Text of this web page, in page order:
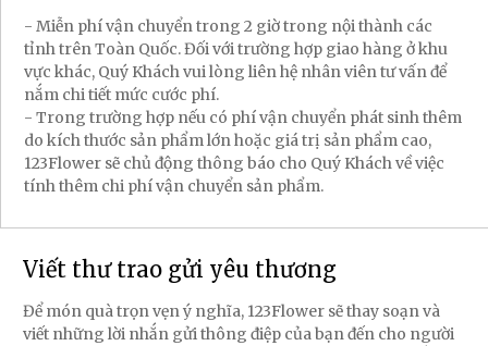
- Miễn phí vận chuyển trong 2 giờ trong nội thành các
tỉnh trên Toàn Quốc. Đối với trường hợp giao hàng ở khu
vực khác, Quý Khách vui lòng liên hệ nhân viên tư vấn để
nắm chi tiết mức cước phí.
- Trong trường hợp nếu có phí vận chuyển phát sinh thêm
do kích thước sản phẩm lớn hoặc giá trị sản phẩm cao,
123Flower sẽ chủ động thông báo cho Quý Khách về việc
tính thêm chi phí vận chuyển sản phẩm.
Viết thư trao gửi yêu thương
Để món quà trọn vẹn ý nghĩa, 123Flower sẽ thay soạn và
viết những lời nhắn gửi thông điệp của bạn đến cho người